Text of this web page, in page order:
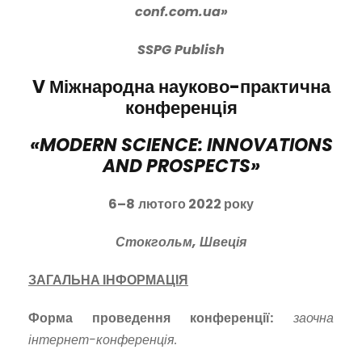
conf.com.ua»
SSPGPublish
VМіжнародна науково-практична
конференція
«MODERN SCIENCE: INNOVATIONS
AND PROSPECTS»
6–8 лютого 2022 року
Стокгольм, Швеція
ЗАГАЛЬНА ІНФОРМАЦІЯ
Форма проведення конференції:
заочна
інтернет-конференція.